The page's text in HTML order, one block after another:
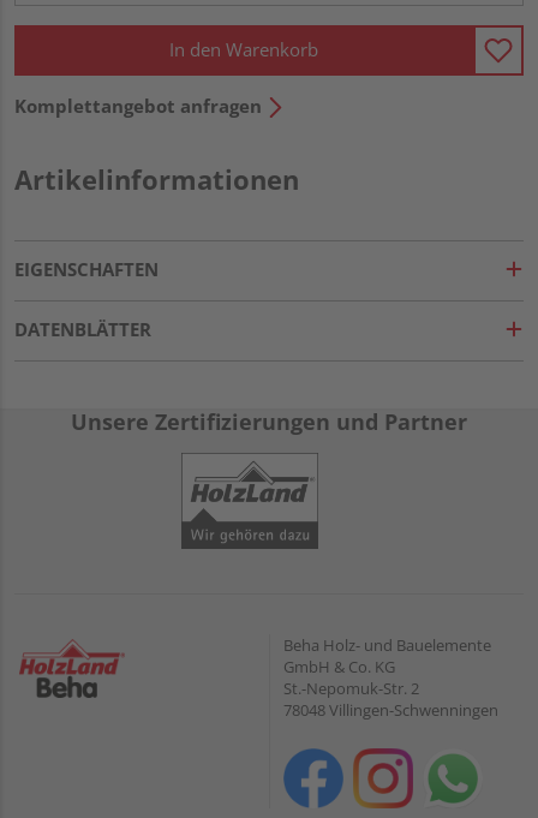
In den Warenkorb
Komplettangebot anfragen
Artikelinformationen
EIGENSCHAFTEN
DATENBLÄTTER
Unsere Zertifizierungen und Partner
Beha Holz- und Bauelemente
GmbH & Co. KG
St.-Nepomuk-Str. 2
78048 Villingen-Schwenningen